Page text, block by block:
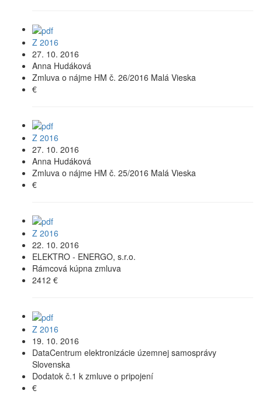
Z 2016
27. 10. 2016
Anna Hudáková
Zmluva o nájme HM č. 26/2016 Malá Vieska
€
Z 2016
27. 10. 2016
Anna Hudáková
Zmluva o nájme HM č. 25/2016 Malá Vieska
€
Z 2016
22. 10. 2016
ELEKTRO - ENERGO, s.r.o.
Rámcová kúpna zmluva
2412 €
Z 2016
19. 10. 2016
DataCentrum elektronizácie územnej samosprávy
Slovenska
Dodatok č.1 k zmluve o pripojení
€